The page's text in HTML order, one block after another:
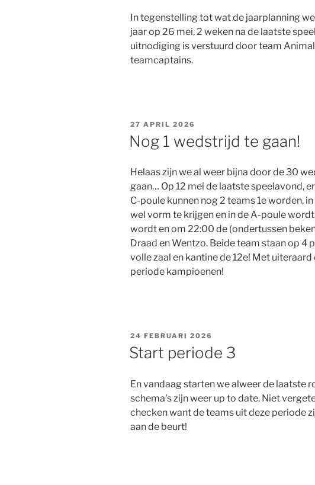
In tegenstelling tot wat de jaarplanning
jaar op 26 mei, 2 weken na de laatste
uitnodiging is verstuurd door team
teamcaptains.
GEPLAATST
OP
27 APRIL 2026
Nog 1 wedstrijd te gaan!
Helaas zijn we al weer bijna door de 30
gaan… Op 12 mei de laatste speelavond,
C-poule kunnen nog 2 teams 1e worden,
wel vorm te krijgen en in de A-poule
wordt en om 22:00 de (ondertussen
Draad en Wentzo. Beide team staan op 4
volle zaal en kantine de 12e! Met
periode kampioenen!
GEPLAATST
OP
24 FEBRUARI 2026
Start periode 3
En vandaag starten we alweer de laatste
schema’s zijn weer up to date. Niet
checken want de teams uit deze periode
aan de beurt!